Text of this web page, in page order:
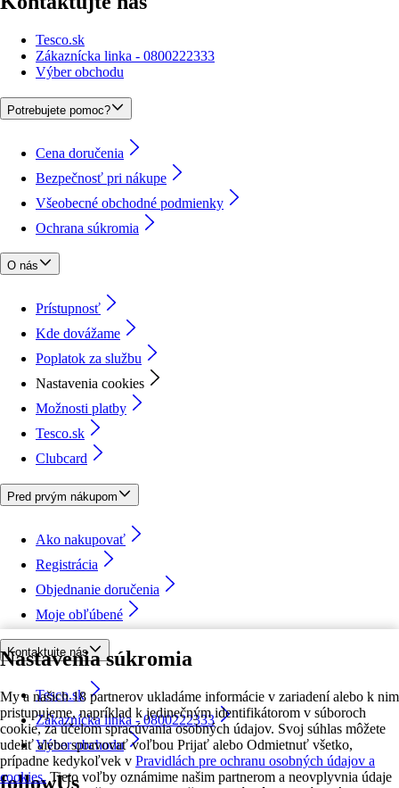
Nastavenia súkromia
My a našich 18 partnerov ukladáme informácie v zariadení alebo k nim
pristupujeme, napríklad k jedinečným identifikátorom v súboroch
cookie, za účelom spracúvania osobných údajov. Svoj súhlas môžete
udeliť alebo spravovať voľbou Prijať alebo Odmietnuť všetko,
prípadne kedykoľvek v Pravidlách pre ochranu osobných údajov a
cookies. Tieto voľby oznámime našim partnerom a neovplyvnia údaje
Tesco.sk
Zákaznícka linka - 0800222333
Výber obchodu
Potrebujete pomoc?
Cena doručenia
Bezpečnosť pri nákupe
Všeobecné obchodné podmienky
Ochrana súkromia
O nás
Prístupnosť
Kde dovážame
Poplatok za službu
Nastavenia cookies
Možnosti platby
Tesco.sk
Clubcard
Pred prvým nákupom
Ako nakupovať
Registrácia
Objednanie doručenia
Moje obľúbené
Kontaktujte nás
Tesco.sk
Zákaznícka linka - 0800222333
Výber obchodu
followUs